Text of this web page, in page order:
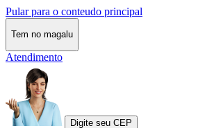
Pular para o conteudo principal
Tem no magalu
Atendimento
Digite seu CEP